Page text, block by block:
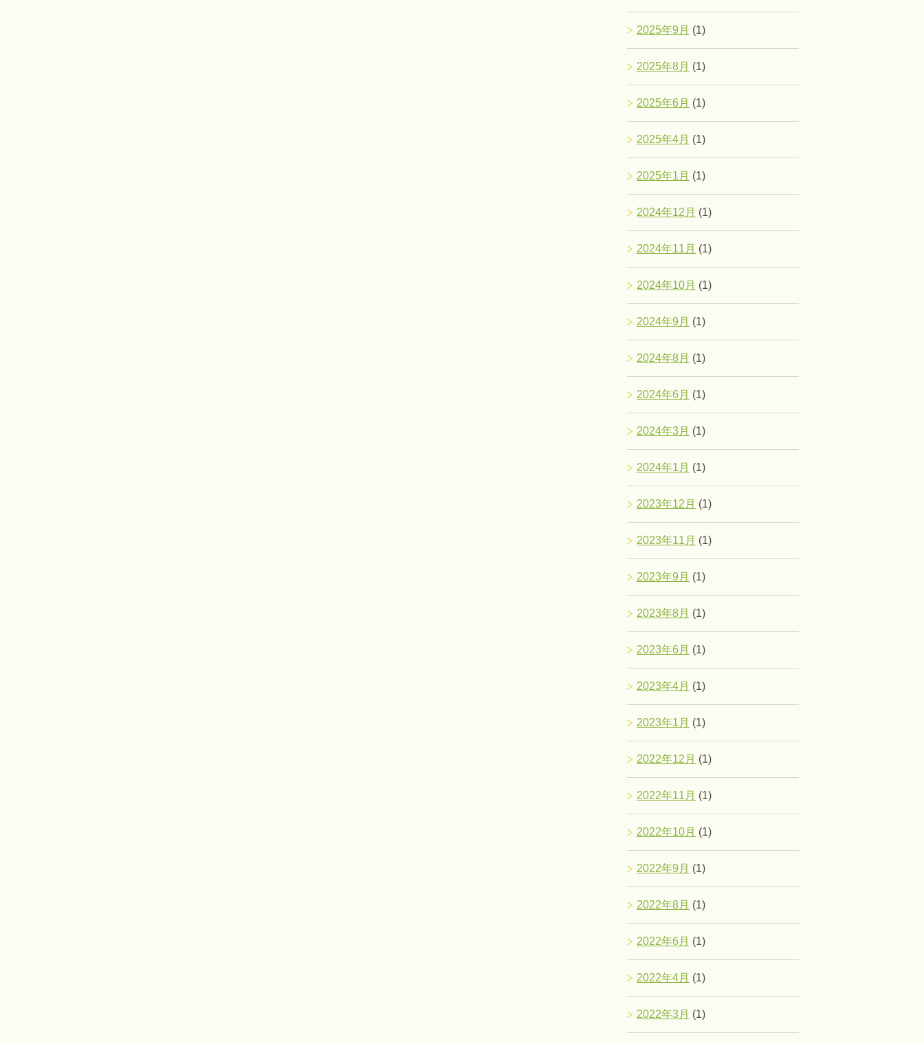
2025年9月 (1)
2025年8月 (1)
2025年6月 (1)
2025年4月 (1)
2025年1月 (1)
2024年12月 (1)
2024年11月 (1)
2024年10月 (1)
2024年9月 (1)
2024年8月 (1)
2024年6月 (1)
2024年3月 (1)
2024年1月 (1)
2023年12月 (1)
2023年11月 (1)
2023年9月 (1)
2023年8月 (1)
2023年6月 (1)
2023年4月 (1)
2023年1月 (1)
2022年12月 (1)
2022年11月 (1)
2022年10月 (1)
2022年9月 (1)
2022年8月 (1)
2022年6月 (1)
2022年4月 (1)
2022年3月 (1)